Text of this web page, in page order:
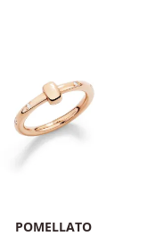
POMELLATO